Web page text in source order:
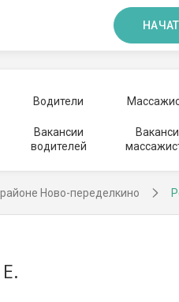
Водители
Вакансии
водителей
Ново-переделкино